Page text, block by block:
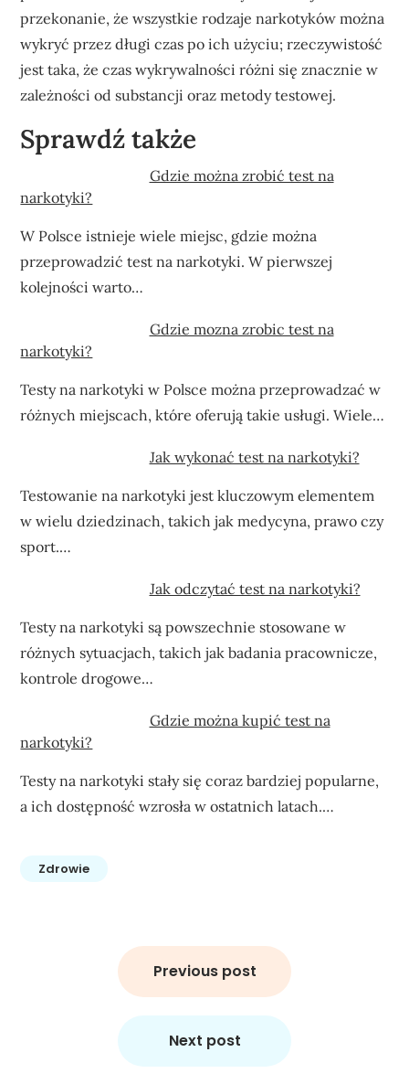
przekonanie, że wszystkie rodzaje narkotyków można
wykryć przez długi czas po ich użyciu; rzeczywistość
jest taka, że czas wykrywalności różni się znacznie w
zależności od substancji oraz metody testowej.
Sprawdź także
Gdzie można zrobić test na
narkotyki?
W Polsce istnieje wiele miejsc, gdzie można
przeprowadzić test na narkotyki. W pierwszej
kolejności warto…
Gdzie mozna zrobic test na
narkotyki?
Testy na narkotyki w Polsce można przeprowadzać w
różnych miejscach, które oferują takie usługi. Wiele…
Jak wykonać test na narkotyki?
Testowanie na narkotyki jest kluczowym elementem
w wielu dziedzinach, takich jak medycyna, prawo czy
sport.…
Jak odczytać test na narkotyki?
Testy na narkotyki są powszechnie stosowane w
różnych sytuacjach, takich jak badania pracownicze,
kontrole drogowe…
Gdzie można kupić test na
narkotyki?
Testy na narkotyki stały się coraz bardziej popularne,
a ich dostępność wzrosła w ostatnich latach.…
Zdrowie
Previous post
Next post